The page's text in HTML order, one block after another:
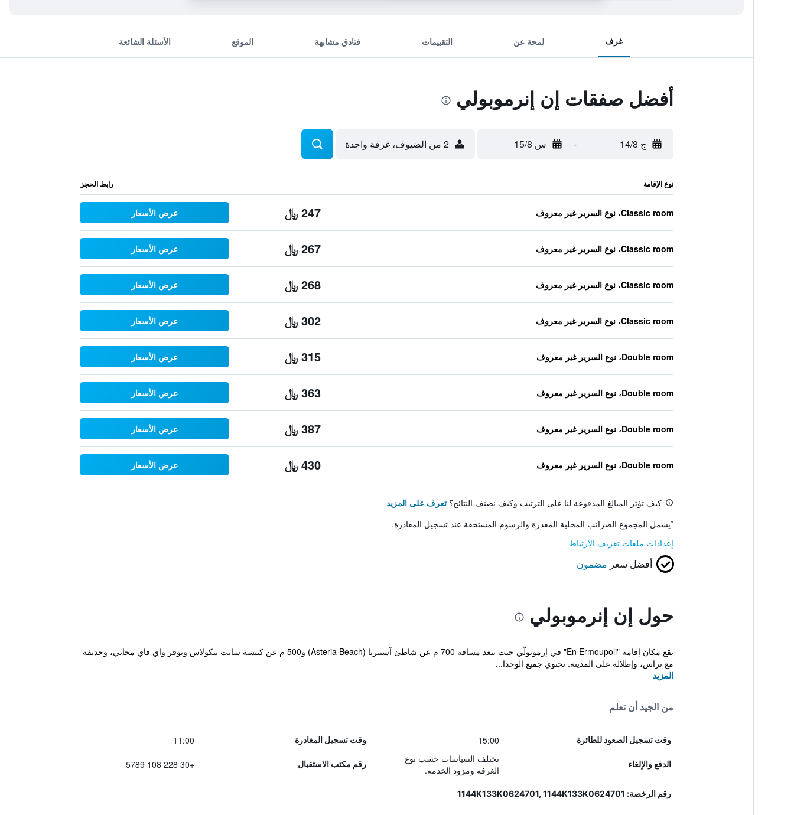
غرف لمحة عن التقييمات فنادق مشابهة الموقع الأسئلة الشائعة
أفضل صفقات إن إنرموبولي
ج 14/8 - س 15/8 2 من الضيوف، غرفة واحدة
نوع الإقامة رابط الحجز
Classic room، نوع السرير غير معروف 247 ﷼ عرض الأسعار
Classic room، نوع السرير غير معروف 267 ﷼ عرض الأسعار
Classic room، نوع السرير غير معروف 268 ﷼ عرض الأسعار
Classic room، نوع السرير غير معروف 302 ﷼ عرض الأسعار
Double room، نوع السرير غير معروف 315 ﷼ عرض الأسعار
Double room، نوع السرير غير معروف 363 ﷼ عرض الأسعار
Double room، نوع السرير غير معروف 387 ﷼ عرض الأسعار
Double room، نوع السرير غير معروف 430 ﷼ عرض الأسعار
كيف تؤثر المبالغ المدفوعة لنا على الترتيب وكيف نصنف النتائج؟ تعرف على المزيد
*يشمل المجموع الضرائب المحلية المقدرة والرسوم المستحقة عند تسجيل المغادرة.
إعدادات ملفات تعريف الارتباط
أفضل سعر مضمون
حول إن إنرموبولي
يقع مكان إقامة "En Ermoupoli" في إرموبولّي حيث يبعد مسافة 700 م عن شاطئ آستيريا (Asteria Beach) و500 م عن كنيسة سانت نيكولاس ويوفر واي فاي مجاني، وحديقة
مع تراس، وإطلالة على المدينة. تحتوي جميع الوحدا...
المزيد
من الجيد أن تعلم
وقت تسجيل الصعود للطائرة 15:00 وقت تسجيل المغادرة 11:00
الدفع والإلغاء
تختلف السياسات حسب نوع
الغرفة ومزود الخدمة.
رقم مكتب الاستقبال +30 228 108 5789
رقم الرخصة: 1144K133K0624701, 1144K133K0624701